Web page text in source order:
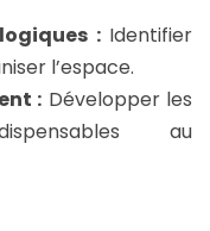
:Identifier
l’espace.
: Développer les
au